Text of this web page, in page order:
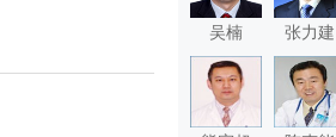
吴楠 张力建